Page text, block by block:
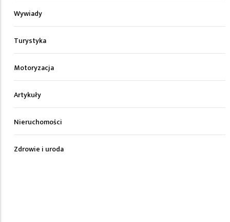
Wywiady
Turystyka
Motoryzacja
Artykuły
Nieruchomości
Zdrowie i uroda